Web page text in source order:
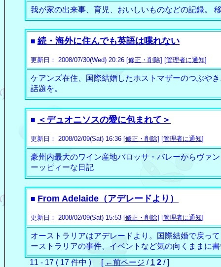
我が家の出来事、育児、おいしいものなどの記録。
■ 続・海外に住んでも英語は喋れない
更新日： 2008/07/30(Wed) 20:26 [修正・削除] [管理者に通知]
ケアンズ在住、国際結婚したホストマザーのつぶや
話題を。
■ ＜デュオニソスの愛に包まれて＞
更新日： 2008/02/09(Sat) 16:36 [修正・削除] [管理者に通知]
豪州内最大のワイン産地バロッサ・バレーからヴァ
ーッピィーな日記
■ From Adelaide（アデレードより）
更新日： 2008/02/09(Sat) 15:53 [修正・削除] [管理者に通知]
オーストラリアはアデレードより。国際結婚で戻っ
ーストラリアの事件、イベントなど気の向くままに
11 - 17 ( 17 件中 ) [ ←前ページ / 1 2 / ]